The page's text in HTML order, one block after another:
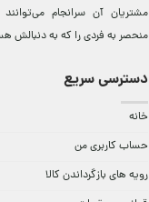
مشتريان آن سرانجام
منحصر به فردی را که به دنبالش
دسترسی سریع
خانه
حساب کاربری من
رویه های بازگرداندن کالا